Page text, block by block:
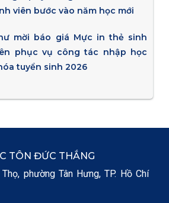
viên bước vào năm học mới
mời báo giá Mực in thẻ sinh
phục vụ công tác nhập học
tuyển sinh 2026
TÔN ĐỨC THẮNG
phường Tân Hưng, TP. Hồ Chí